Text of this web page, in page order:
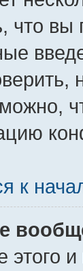
что вы
к
и